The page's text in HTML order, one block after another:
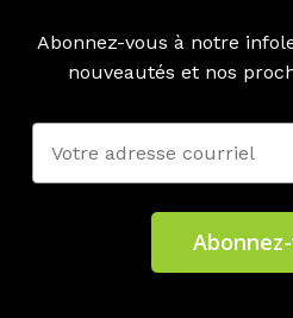
Abonnez-vous à notre
nouveautés et nos